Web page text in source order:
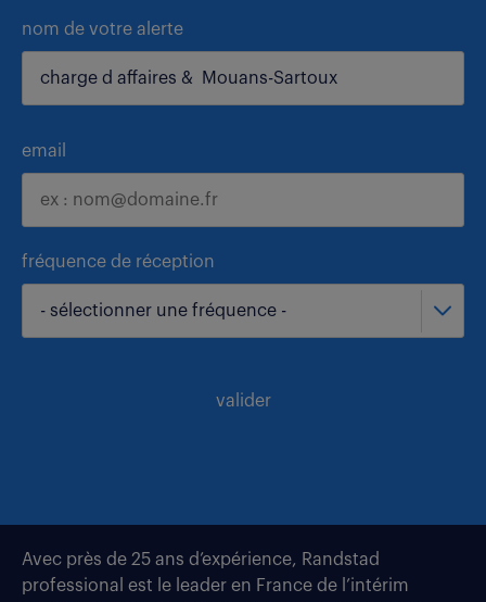
nom de votre alerte
email
fréquence de réception
- sélectionner une fréquence -
valider
Avec près de 25 ans d’expérience, Randstad
professional est le leader en France de l’intérim